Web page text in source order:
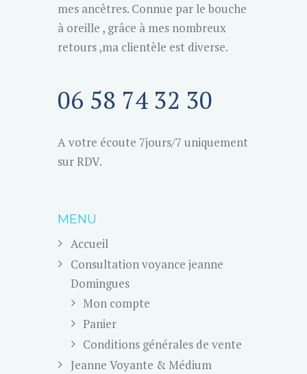
mes ancêtres. Connue par le bouche
à oreille , grâce à mes nombreux
retours ,ma clientèle est diverse.
06 58 74 32 30
A votre écoute 7jours/7 uniquement
sur RDV.
MENU
Accueil
Consultation voyance jeanne
Domingues
Mon compte
Panier
Conditions générales de vente
Jeanne Voyante & Médium